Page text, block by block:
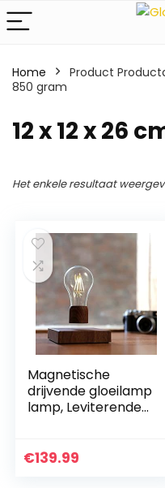
Home Product
850 gram
‎12 x 12 x 26
Het enkele resultaat
Magnetische
drijvende gloeilamp
lamp, Leviterende
Roterende Levitatie
€139.99